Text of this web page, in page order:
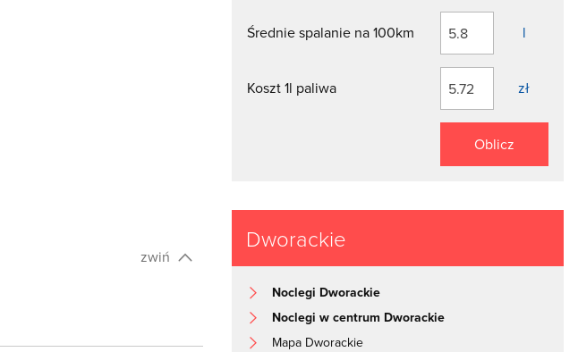
zwiń
Średnie spalanie na 100km l
Koszt 1l paliwa zł
Oblicz
Dworackie
Noclegi Dworackie
Noclegi w centrum Dworackie
Mapa Dworackie